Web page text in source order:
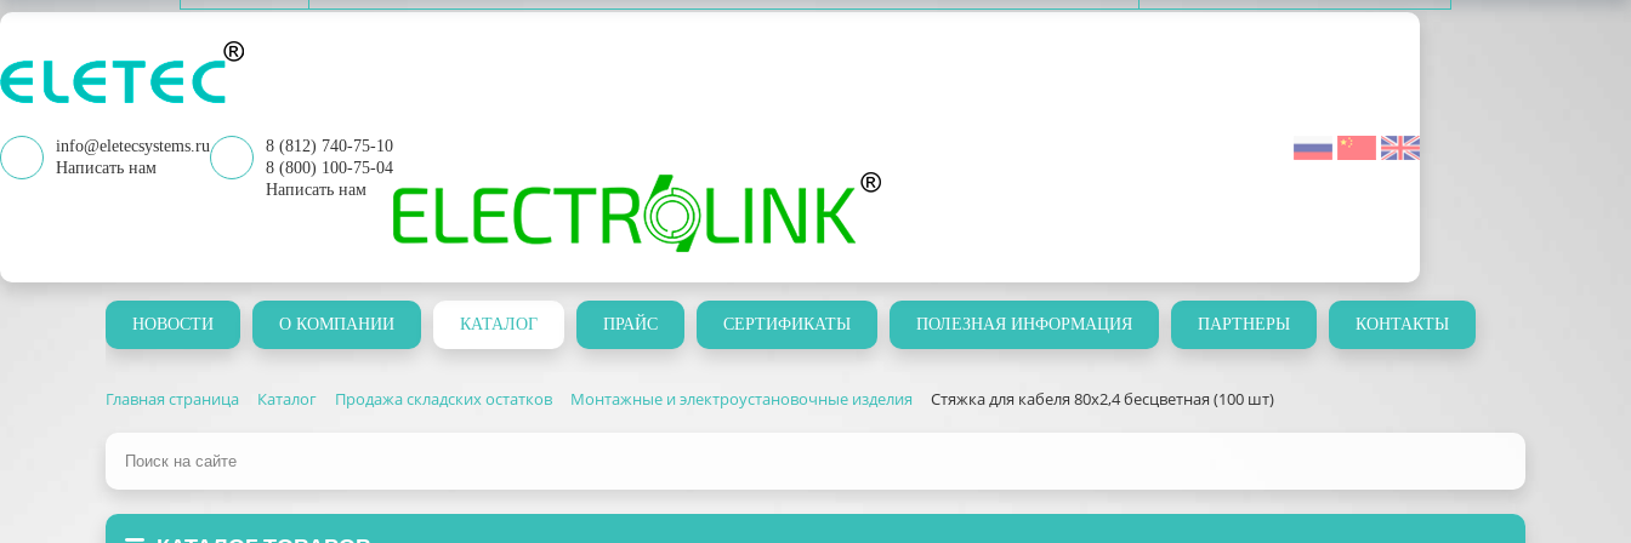
info@eletecsystems.ru
Написать нам
8 (812) 740-75-10
8 (800) 100-75-04
Написать нам
НОВОСТИ О КОМПАНИИ КАТАЛОГ ПРАЙС СЕРТИФИКАТЫ ПОЛЕЗНАЯ ИНФОРМАЦИЯ ПАРТНЕРЫ КОНТАКТЫ
Главная страница Каталог Продажа складских остатков Монтажные и электроустановочные изделия Стяжка для кабеля 80х2,4 бесцветная (100 шт)